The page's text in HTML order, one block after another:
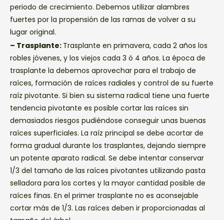
periodo de crecimiento. Debemos utilizar alambres
fuertes por la propensión de las ramas de volver a su
lugar original.
– Trasplante: Trasplante en primavera, cada 2 años los
robles jóvenes, y los viejos cada 3 ó 4 años. La época de
trasplante la debemos aprovechar para el trabajo de
raíces, formación de raíces radiales y control de su fuerte
raíz pivotante. Si bien su sistema radical tiene una fuerte
tendencia pivotante es posible cortar las raíces sin
demasiados riesgos pudiéndose conseguir unas buenas
raíces superficiales. La raíz principal se debe acortar de
forma gradual durante los trasplantes, dejando siempre
un potente aparato radical. Se debe intentar conservar
1/3 del tamaño de las raíces pivotantes utilizando pasta
selladora para los cortes y la mayor cantidad posible de
raíces finas. En el primer trasplante no es aconsejable
cortar más de 1/3. Las raíces deben ir proporcionadas al